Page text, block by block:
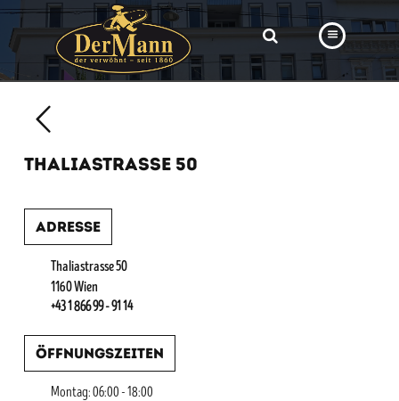
BÄCKEREI
THALIASTRASSE 50
Adresse
Thaliastrasse 50
1160 Wien
+43 1 866 99 - 91 14
Öffnungszeiten
Montag: 06:00 - 18:00